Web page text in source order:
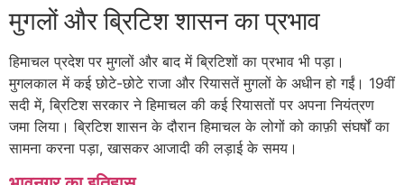
मुगलों और ब्रिटिश शासन का प्रभाव
हिमाचल प्रदेश पर मुगलों और बाद में ब्रिटिशों का प्रभाव भी पड़ा।
मुगलकाल में कई छोटे-छोटे राजा और रियासतें मुगलों के अधीन हो गईं। 19वीं
सदी में, ब्रिटिश सरकार ने हिमाचल की कई रियासतों पर अपना नियंत्रण
जमा लिया। ब्रिटिश शासन के दौरान हिमाचल के लोगों को काफ़ी संघर्षों का
सामना करना पड़ा, खासकर आजादी की लड़ाई के समय।